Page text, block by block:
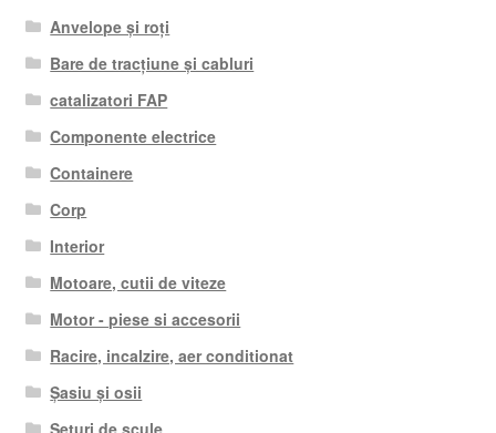
Anvelope și roți
Bare de tracțiune și cabluri
catalizatori FAP
Componente electrice
Containere
Corp
Interior
Motoare, cutii de viteze
Motor - piese si accesorii
Racire, incalzire, aer conditionat
Șasiu și osii